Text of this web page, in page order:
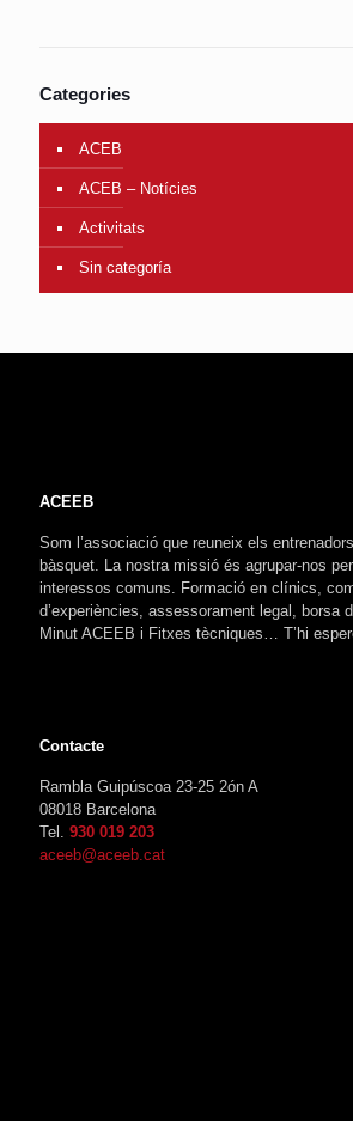
Categories
ACEB
ACEB – Notícies
Activitats
Sin categoría
ACEEB
Som l’associació que reuneix els
bàsquet. La nostra missió és agrupar-nos
interessos comuns. Formació en clínics,
d’experiències, assessorament legal, borsa
Minut ACEEB i Fitxes tècniques… T’hi
Contacte
Rambla Guipúscoa 23-25 2ón A
08018 Barcelona
Tel. 930 019 203
aceeb@aceeb.cat